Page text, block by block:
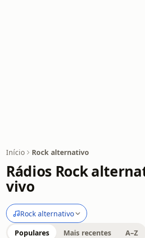
Início Rock alternativo
Rádios Rock
vivo
Rock alternativo
Populares Mais recentes A–Z